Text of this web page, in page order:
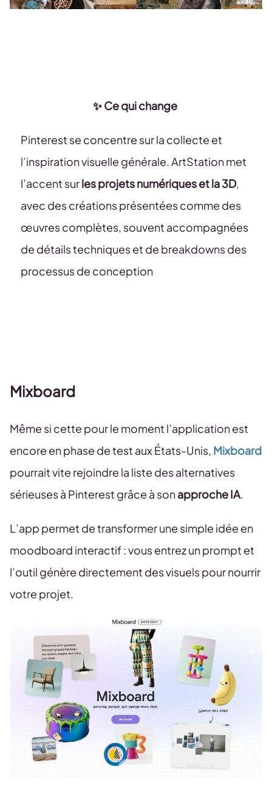
✨ Ce qui change
Pinterest se concentre sur la collecte et
l’inspiration visuelle générale. ArtStation met
l’accent surles projets numériques et la 3D,
avec des créations présentées comme des
œuvres complètes, souvent accompagnées
de détails techniques et de breakdowns des
processus de conception
Mixboard
Même si cette pour le moment l’application est
encore en phase de test aux États-Unis, Mixboard
pourrait vite rejoindre la liste des alternatives
sérieuses à Pinterest grâce à sonapproche IA.
L’app permet de transformer une simple idée en
moodboard interactif : vous entrez un prompt et
l’outil génère directement des visuels pour nourrir
votre projet.